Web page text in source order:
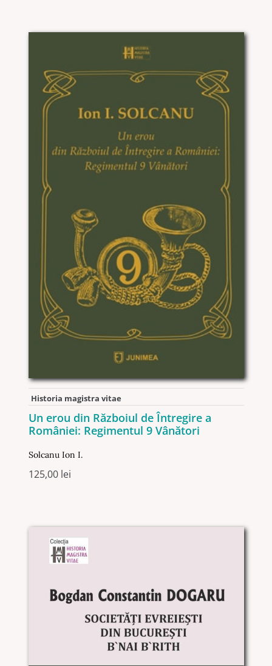
Historia magistra vitae
Un erou din Războiul de Întregire a
României: Regimentul 9 Vânători
Solcanu Ion I.
125,00 lei